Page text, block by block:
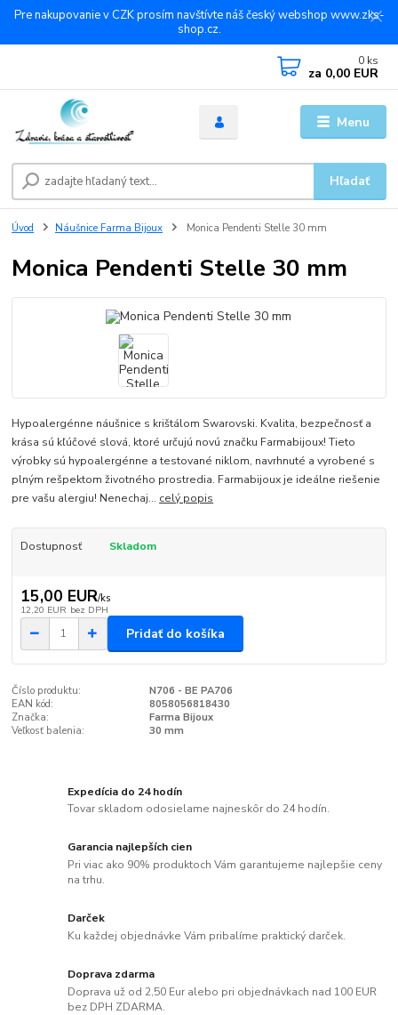
Pre nakupovanie v CZK prosím navštívte náš český webshop www.zks-
shop.cz.
Menu
Hľadať
0 ks
za 0,00 EUR
Úvod Náušnice Farma Bijoux Monica Pendenti Stelle 30 mm
Monica Pendenti Stelle 30 mm
Hypoalergénne náušnice s krištálom Swarovski. Kvalita, bezpečnosť a
krása sú kľúčové slová, ktoré určujú novú značku Farmabijoux! Tieto
výrobky sú hypoalergénne a testované niklom, navrhnuté a vyrobené s
plným rešpektom životného prostredia. Farmabijoux je ideálne riešenie
pre vašu alergiu! Nenechaj... celý popis
Dostupnosť Skladom
15,00 EUR/ks
12,20 EUR bez DPH
Pridať do košíka
Číslo produktu:
N706 - BE PA706
EAN kód:
8058056818430
Značka:
Farma Bijoux
Veľkosť balenia:
30 mm
Expedícia do 24 hodín
Tovar skladom odosielame najneskôr do 24 hodín.
Garancia najlepších cien
Pri viac ako 90% produktoch Vám garantujeme najlepšie ceny
na trhu.
Darček
Ku každej objednávke Vám pribalíme praktický darček.
Doprava zdarma
Doprava už od 2,50 Eur alebo pri objednávkach nad 100 EUR
bez DPH ZDARMA.